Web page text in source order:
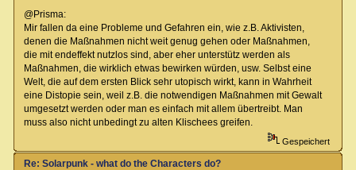
@Prisma:
Mir fallen da eine Probleme und Gefahren ein, wie z.B. Aktivisten,
denen die Maßnahmen nicht weit genug gehen oder Maßnahmen,
die mit endeffekt nutzlos sind, aber eher unterstütz werden als
Maßnahmen, die wirklich etwas bewirken würden, usw. Selbst eine
Welt, die auf dem ersten Blick sehr utopisch wirkt, kann in Wahrheit
eine Distopie sein, weil z.B. die notwendigen Maßnahmen mit Gewalt
umgesetzt werden oder man es einfach mit allem übertreibt. Man
muss also nicht unbedingt zu alten Klischees greifen.
Gespeichert
Re: Solarpunk - what do the Characters do?